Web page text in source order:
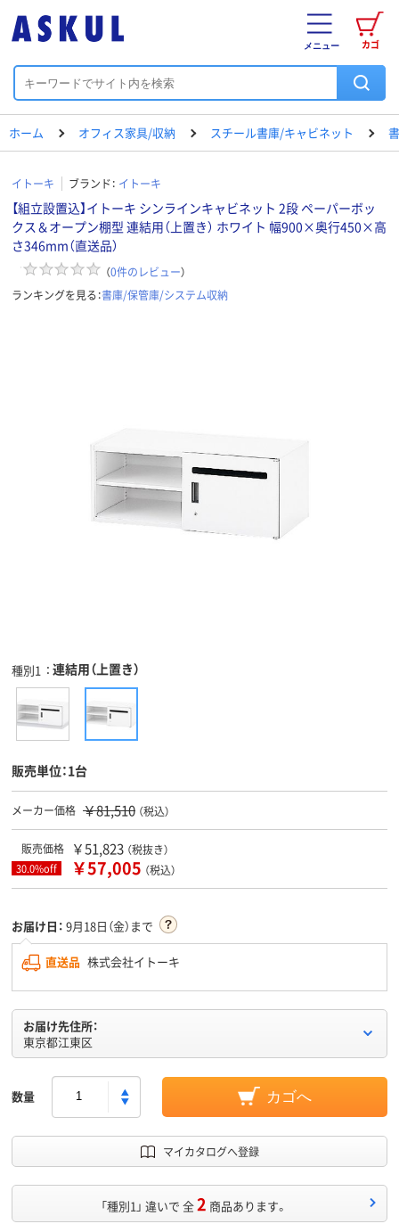
カゴ
メニュー
ホーム オフィス家具/収納 スチール書庫/キャビネット
イトーキ ブランド： イトーキ
【組立設置込】イトーキ シンラインキャビネット 2段 ペーパーボッ
クス＆オープン棚型 連結用（上置き） ホワイト 幅900×奥行450×高
さ346mm（直送品）
（0件のレビュー）
ランキングを見る：書庫/保管庫/システム収納
種別1 連結用（上置き）
販売単位：1台
メーカー価格 ￥81,510 （税込）
販売価格 ￥51,823 （税抜き）
30.0%off ￥57,005 （税込）
お届け日： 9月18日（金）まで
直送品 株式会社イトーキ
お届け先住所：
東京都江東区
数量 カゴへ
マイカタログへ登録
「種別1」 違いで 全2 商品あります。